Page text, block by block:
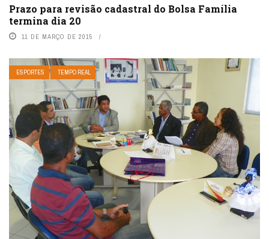
Prazo para revisão cadastral do Bolsa Família
termina dia 20
11 DE MARÇO DE 2015
ESPORTES TEMPO REAL